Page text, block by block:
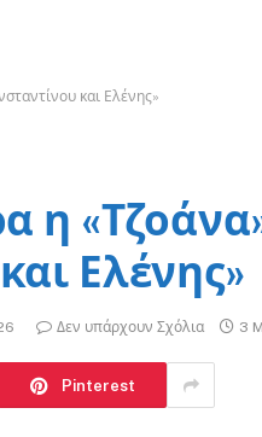
και Ελένης»
η
Ελένης»
Δεν υπάρχουν Σχόλια 3
Pinterest